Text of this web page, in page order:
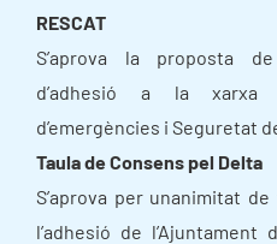
RESCAT
S’aprova la proposta
d’adhesió a la xarxa
d’emergències i Seguretat
Taula de Consens pel Delta
S’aprova per unanimitat
l’adhesió de l’Ajuntament